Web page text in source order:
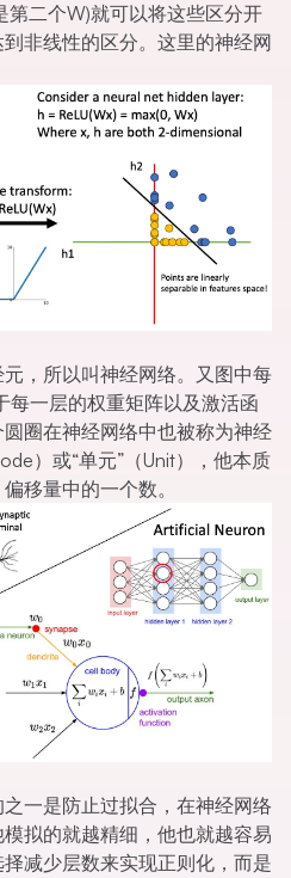
第二个W)就可以将这些区分开
非线性的区分。这里的神经网
，所以叫神经网络。又图中每
每一层的权重矩阵以及激活函
圈在神经网络中也被称为神经
）或“单元”（Unit），他本质
移量中的一个数。
一是防止过拟合，在神经网络
拟的就越精细，他也就越容易
减少层数来实现正则化，而是